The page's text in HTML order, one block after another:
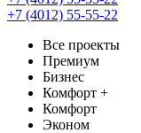
+7 (4012) 55-55-22
Все проекты
Премиум
Бизнес
Комфорт +
Комфорт
Эконом